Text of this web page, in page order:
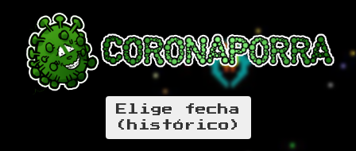
Elige fecha
(histórico)